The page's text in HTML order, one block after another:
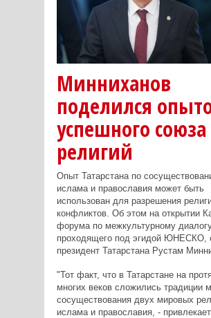
Минниханов
поделился
успешного союза
религий
Опыт Татарстана по
ислама и православия может быть
использован для разрешения
конфликтов. Об этом на открытии
форума по межкультурному
проходящего под эгидой ЮНЕСКО,
президент Татарстана Рустам
"Тот факт, что в Татарстане на
многих веков сложились традиции
сосуществования двух мировых
ислама и православия, -